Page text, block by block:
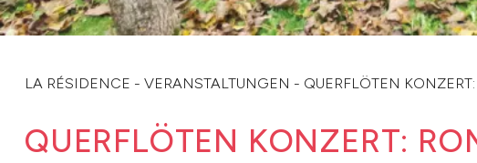
LA RÉSIDENCE - VERANSTALTUNGEN - QUERFLÖTEN
QUERFLÖTEN KONZERT: